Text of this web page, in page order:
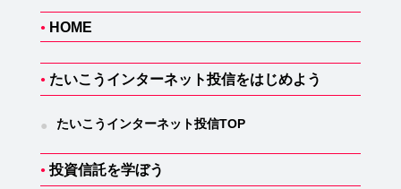
● HOME
● たいこうインターネット投信をはじめよう
● たいこうインターネット投信TOP
● 投資信託を学ぼう